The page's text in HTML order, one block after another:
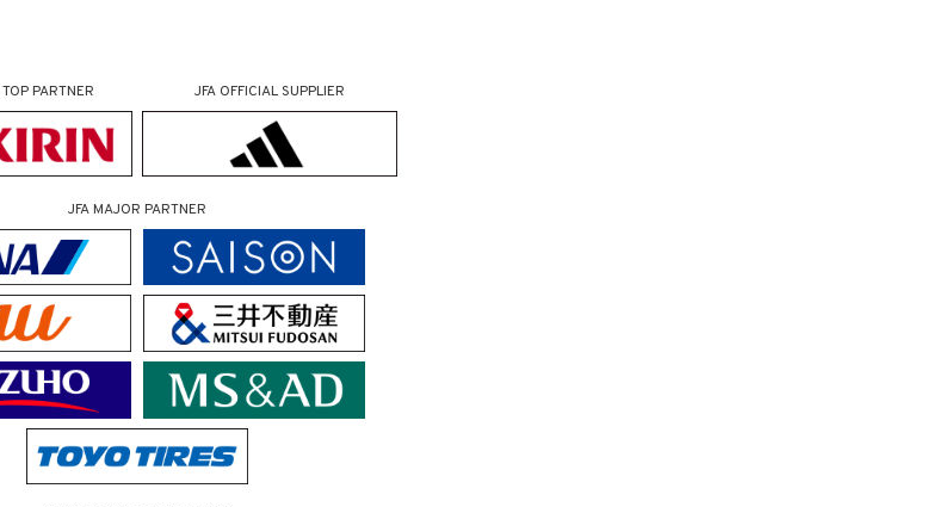
TOP PARTNER JFA OFFICIALSUPPLIER
JFA MAJOR PARTNER